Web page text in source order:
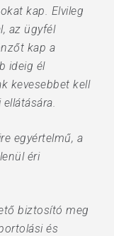
kap. Elvileg
az ügyfél
kap a
ideig él
kevesebbet kell
egyértelmű, a
éri
biztosító meg
és